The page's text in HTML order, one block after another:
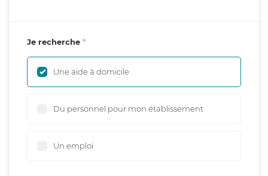
Je recherche
Une aide à domicile
Du personnel pour mon établissement
Un emploi